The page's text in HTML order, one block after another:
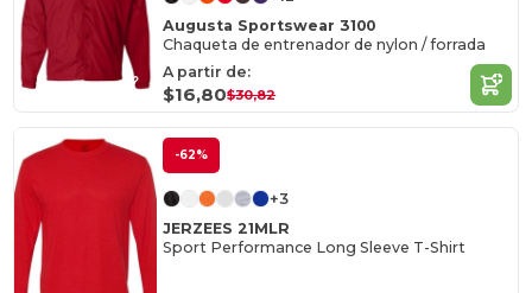
Augusta Sportswear 3100
Chaqueta de entrenador de nylon / forrada
A partir de:
$16,80$30,82
-62%
+3
JERZEES 21MLR
Sport Performance Long Sleeve T-Shirt